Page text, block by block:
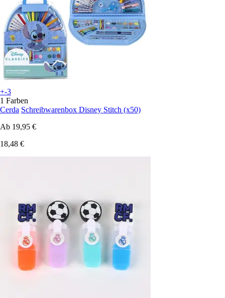
+-3
1 Farben
Cerda Schreibwarenbox Disney Stitch (x50)
Ab 19,95 €
18,48 €